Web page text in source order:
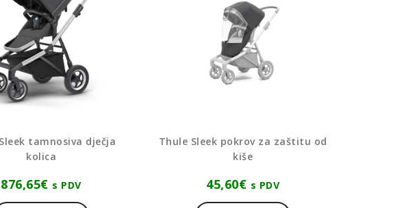
tamnosiva dječja
kolica
876,65€ s PDV
Thule Sleek pokrov za zaštitu od
kiše
45,60€ s PDV